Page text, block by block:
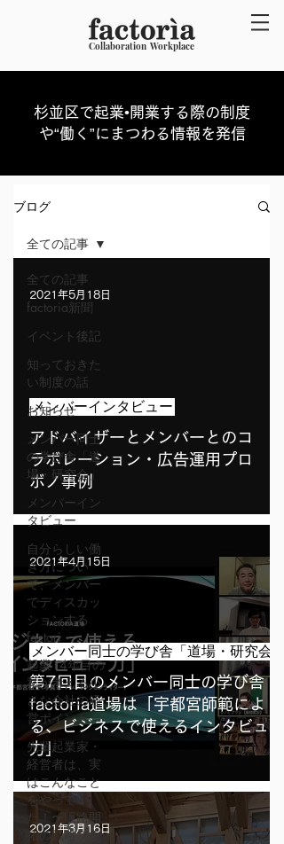
Collaboration Workplace
​杉並区で起業•開業する際の制度
や“働く”にまつわる情報を発信
ブログ
全ての記事
factoria新聞
イベント後記
知っておきた
い制度の話
お知らせ
メンバー同士
の学び舎「道
場・研究会」
メンバーイン
タビュー
自分らしい働
き方につい
て、メンバー
でディスカッ
ションする
factori
起業14年目の
私が考える小
さな会社の経
営ポイント
先輩起業家・
経営者は、実
はこんなこと
をやってい
た！〜販路開
拓の戦略プラ
全ての記事
アドバイザーとメンバーとのコ
ラボレーション・広告運用プロ
ボノ事例
メンバーインタビュー
2021年5月18日
第7回目のメンバー同士の学び舎・
factoria道場は「宇都宮師範によ
る、ビジネスで使えるインタビュー
力」
メンバー同士の学び舎「道場・研究会」
2021年4月15日
2021年3月16日